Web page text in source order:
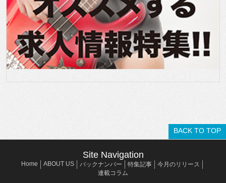
BACK TO TOP
Site Navigation
Home ABOUT US バックナンバー 特集記事
今月のリリース
連載コラム